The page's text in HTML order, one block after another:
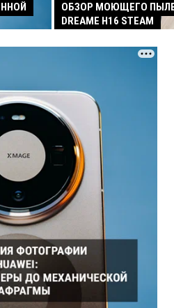
ОБЗОР МОЮЩЕГО
DREAME H16 STEAM